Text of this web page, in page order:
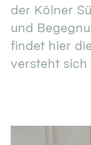
der Kölner
und
findet hier
versteht sich